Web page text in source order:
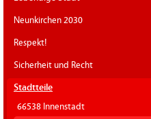
Neunkirchen 2030
Respekt!
Sicherheit und Recht
Stadtteile
66538 Innenstadt